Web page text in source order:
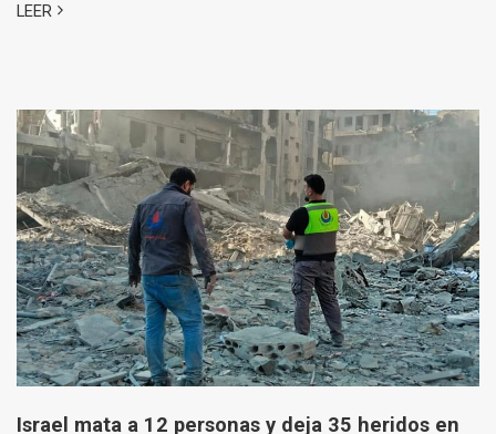
LEER
Israel mata a 12 personas y deja 35 heridos en